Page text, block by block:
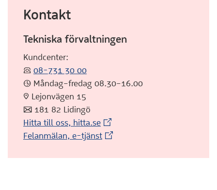
Kontakt
Tekniska förvaltningen
Kundcenter:
:telefon: 08-731 30 00
:klocka: Måndag–fredag 08.30–16.00
:pin: Lejonvägen 15
:post: 181 82 Lidingö
Hitta till oss, hitta.se(Extern webbplats)
Felanmälan, e-tjänst(Extern webbplats)